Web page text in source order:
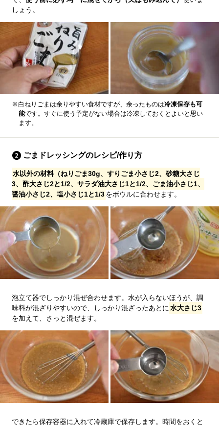
しょう。
※白ねりごまは余りやすい食材ですが、余ったものは冷凍保存も可
能です。すぐに使う予定がない場合は冷凍しておくとよいと思い
ます。
ごまドレッシングのレシピ/作り方
水以外の材料（ねりごま30g、すりごま小さじ2、砂糖大さじ
3、酢大さじ2と1/2、サラダ油大さじ1と1/2、ごま油小さじ1、
醤油小さじ2、塩小さじ1と1/3をボウルに合わせます。
泡立て器でしっかり混ぜ合わせます。水が入らないほうが、調
味料が混ざりやすいので、しっかり混ざったあとに水大さじ3
を加えて、さっと混ぜます。
できたら保存容器に入れて冷蔵庫で保存します。時間をおくと